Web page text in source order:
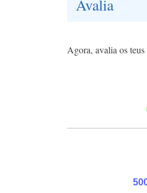
Avalia
Agora, avalia os